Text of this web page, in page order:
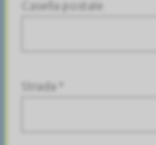
Casella postale
Strada *